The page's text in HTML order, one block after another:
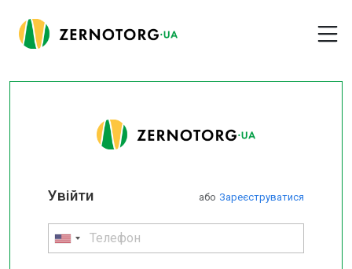
або Зареєструватися
Увійти